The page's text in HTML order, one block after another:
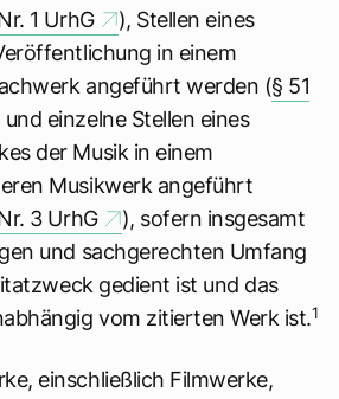
1 UrhG
), Stellen eines
in einem
angeführt werden (§ 51
und einzelne Stellen eines
der Musik in einem
Musikwerk angeführt
3 UrhG
), sofern insgesamt
und sachgerechten Umfang
gedient ist und das
vom zitierten Werk ist.1
einschließlich Filmwerke,